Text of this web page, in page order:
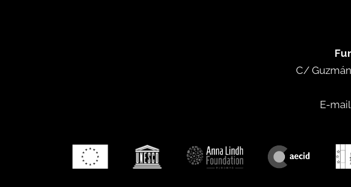
C/
E-